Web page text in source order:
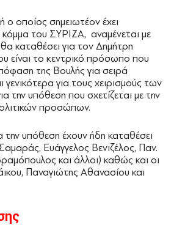
οποίος σημειωτέον έχει
του ΣΥΡΙΖΑ, αναμένεται με
καταθέσει για τον Δημήτρη
είναι το κεντρικό πρόσωπο που
της Βουλής για σειρά
για τους χειρισμούς των
την υπόθεση που σχετίζεται με την
προσώπων.
την υπόθεση έχουν ήδη καταθέσει
Ευάγγελος Βενιζέλος, Παν.
και άλλοι) καθώς και οι
Παναγιώτης Αθανασίου και